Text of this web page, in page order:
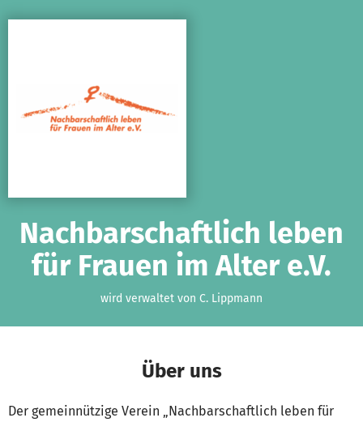
Nachbarschaftlich leben
für Frauen im Alter e.V.
wird verwaltet von C. Lippmann
Über uns
Der gemeinnützige Verein „Nachbarschaftlich leben für